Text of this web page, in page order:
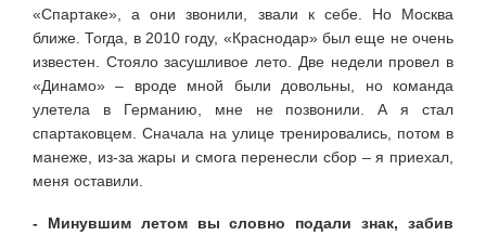
«Спартаке», а они звонили, звали к себе. Но Москва
ближе. Тогда, в 2010 году, «Краснодар» был еще не очень
известен. Стояло засушливое лето. Две недели провел в
«Динамо» – вроде мной были довольны, но команда
улетела в Германию, мне не позвонили. А я стал
спартаковцем. Сначала на улице тренировались, потом в
манеже, из-за жары и смога перенесли сбор – я приехал,
меня оставили.
- Минувшим летом вы словно подали знак, забив